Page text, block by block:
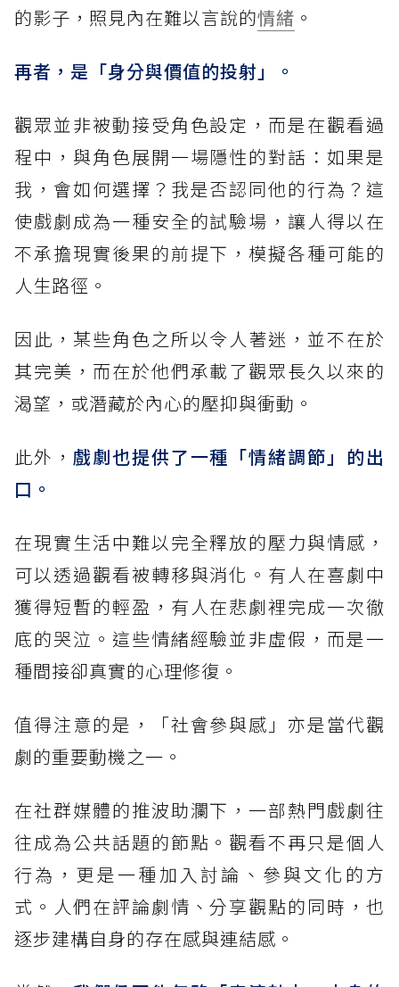
的影子，照見內在難以言說的情緒 。
再者，是「身分與價值的投射」。
觀眾並非被動接受角色設定，而是在觀看過
程中，與角色展開一場隱性的對話：如果是
我，會如何選擇？我是否認同他的行為？這
使戲劇成為一種安全的試驗場，讓人得以在
不承擔現實後果的前提下，模擬各種可能的
人生路徑。
因此，某些角色之所以令人著迷，並不在於
其完美，而在於他們承載了觀眾長久以來的
渴望，或潛藏於內心的壓抑與衝動。
此外， 戲劇也提供了一種「情緒調節」的出
口。
在現實生活中難以完全釋放的壓力與情感，
可以透過觀看被轉移與消化。有人在喜劇中
獲得短暫的輕盈，有人在悲劇裡完成一次徹
底的哭泣。這些情緒經驗並非虛假，而是一
種間接卻真實的心理修復。
值得注意的是，「社會參與感」亦是當代觀
劇的重要動機之一。
在社群媒體的推波助瀾下，一部熱門戲劇往
往成為公共話題的節點。觀看不再只是個人
行為，更是一種加入討論、參與文化的方
式。人們在評論劇情、分享觀點的同時，也
逐步建構自身的存在感與連結感。